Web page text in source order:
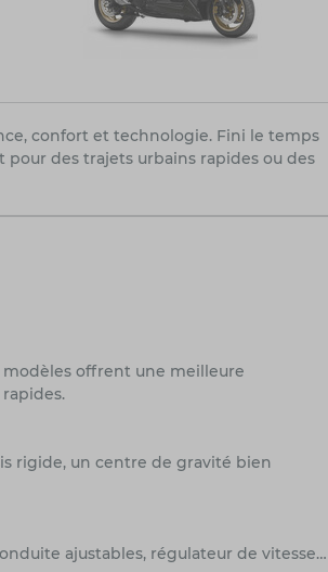
confort et technologie. Fini le temps
des trajets urbains rapides ou des
modèles offrent une meilleure
rigide, un centre de gravité bien
ajustables, régulateur de vitesse…